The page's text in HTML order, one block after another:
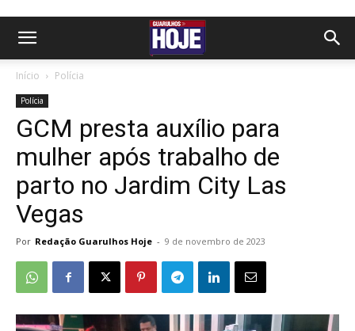
Início Polícia
Polícia
GCM presta auxílio para
mulher após trabalho de
parto no Jardim City Las
Vegas
Por Redação Guarulhos Hoje - 9 de novembro de 2023